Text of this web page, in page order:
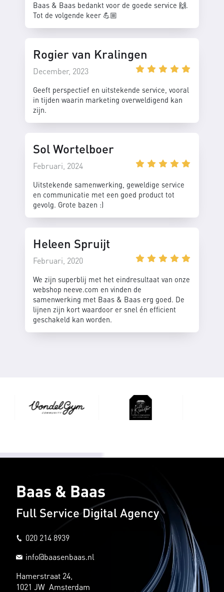
Baas & Baas bedankt voor de goede service 🙌.
Tot de volgende keer 💪🏼
Rogier van Kralingen
December, 2023
Geeft perspectief en uitstekende service, vooral
in tijden waarin marketing overweldigend kan
zijn.
Sol Wortelboer
Februari, 2024
Uitstekende samenwerking, geweldige service
en communicatie met een goed product tot
gevolg. Grote bazen :)
Heleen Spruijt
Februari, 2020
We zijn superblij met het eindresultaat van onze
webshop neeve.com en vinden de
samenwerking met Baas & Baas erg goed. De
lijnen zijn kort waardoor er snel én efficient
geschakeld kan worden.
Baas & Baas
Full Service Digital Agency
020 214 8939
info@baasenbaas.nl
Hamerstraat 24,
1021 JW Amsterdam